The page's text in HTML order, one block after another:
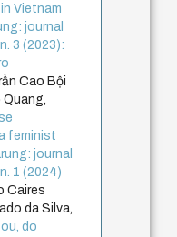
Vietnam
journal
3 (2023):
Cao Bội
Quang,
feminist
journal
1 (2024)
Caires
da Silva,
do